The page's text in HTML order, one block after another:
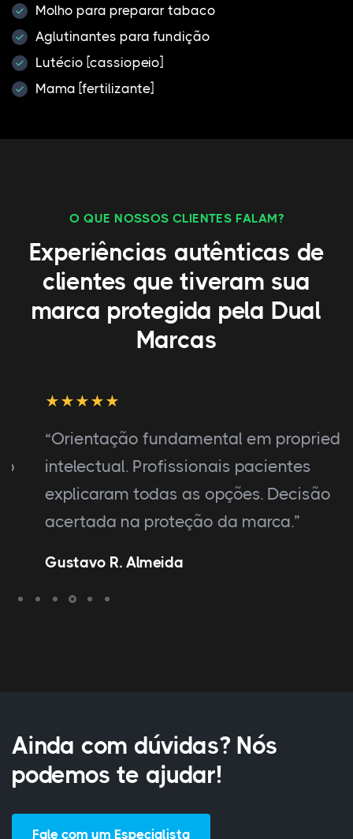
Molho para preparar tabaco
Aglutinantes para fundição
Lutécio [cassiopeio]
Mama [fertilizante]
O QUE NOSSOS CLIENTES FALAM?
Experiências autênticas de
clientes que tiveram sua
marca protegida pela Dual
Marcas
“Orientação fundamental em propriedade
intelectual. Profissionais pacientes
explicaram todas as opções. Decisão
acertada na proteção da marca.”
Gustavo R. Almeida
Ainda com dúvidas? Nós
podemos te ajudar!
Fale com um Especialista